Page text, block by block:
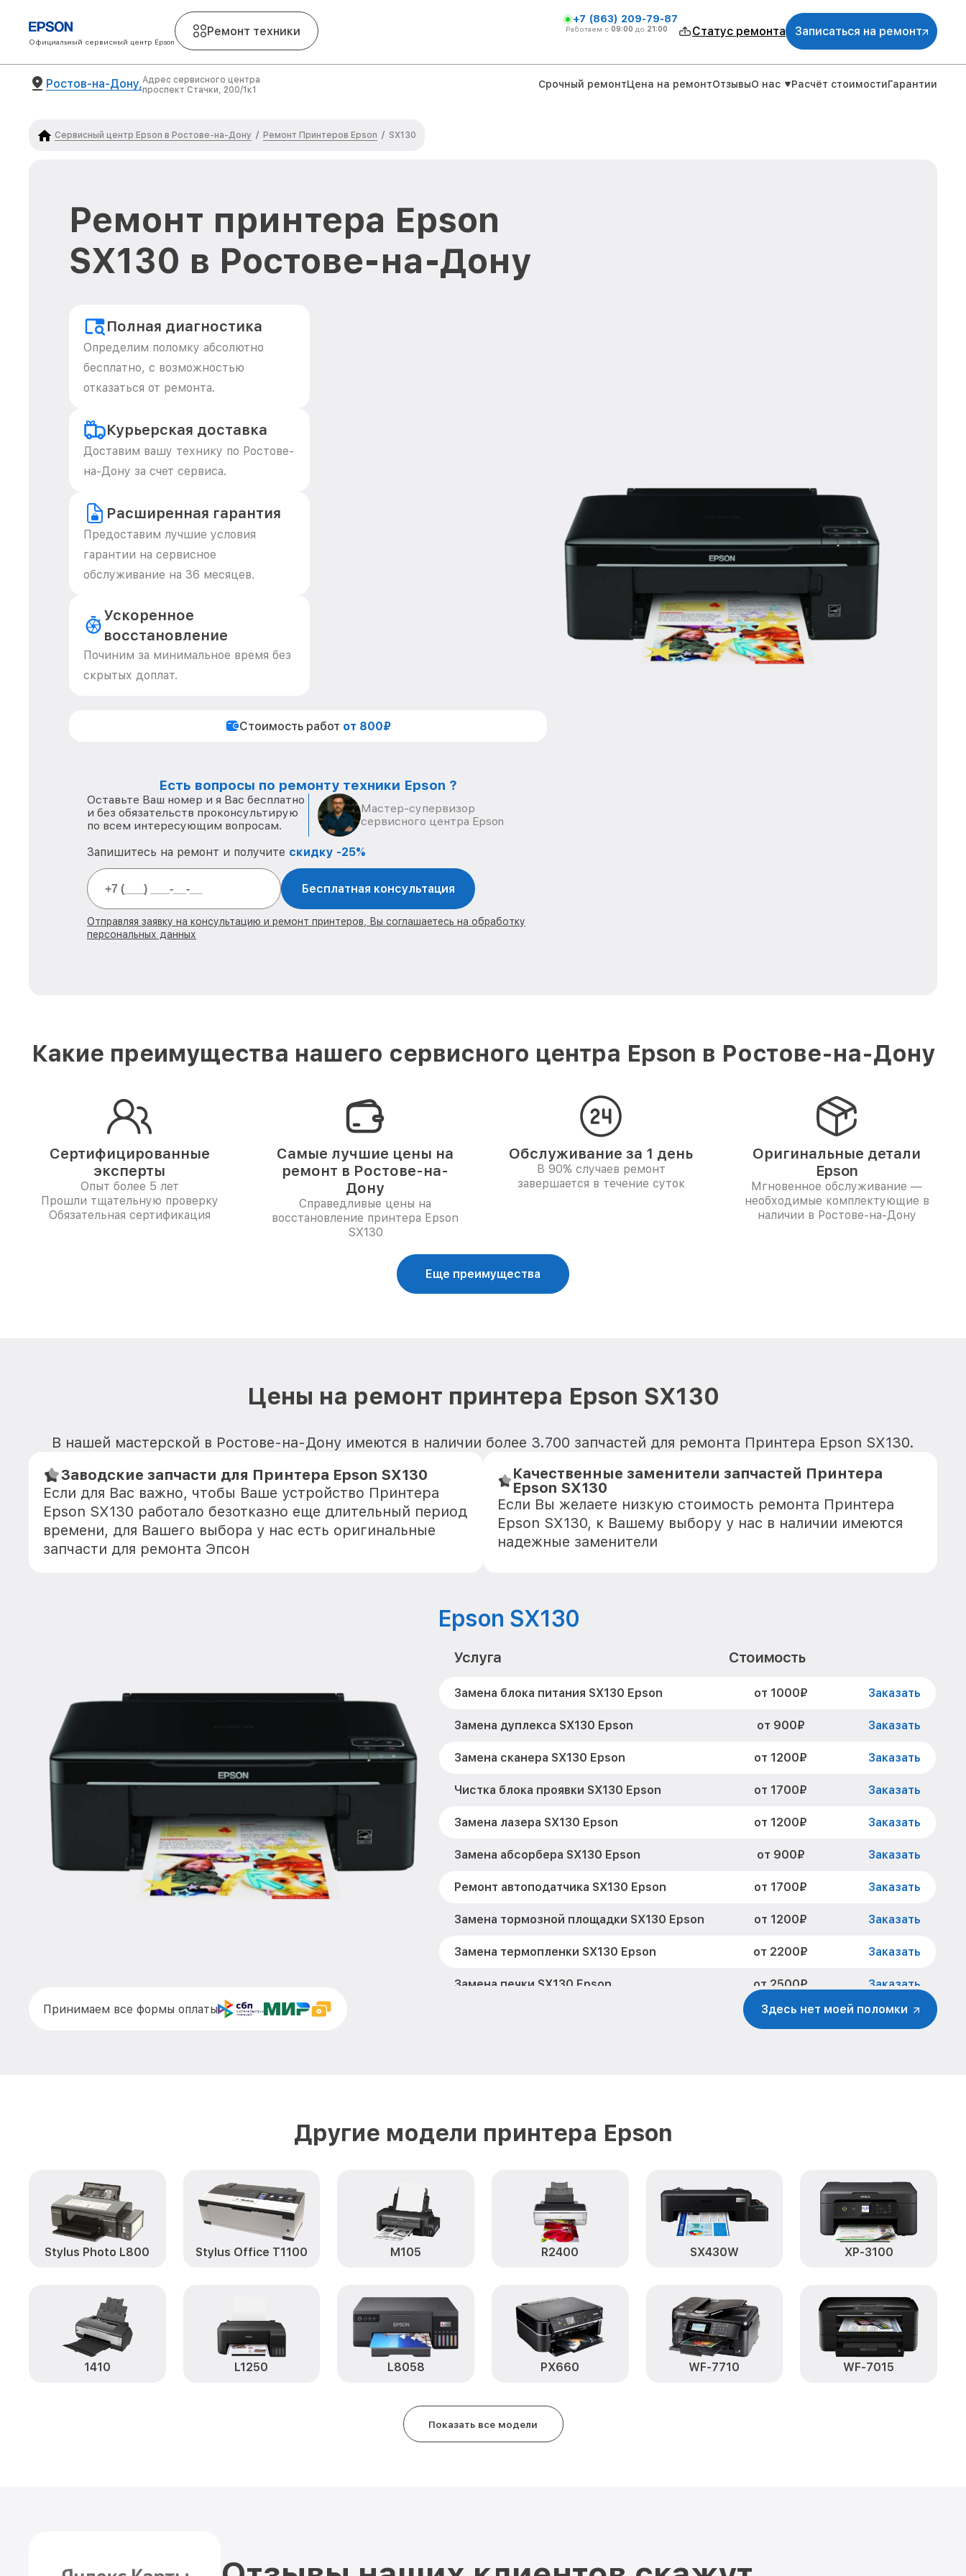
Официальный сервисный центр Epson
Ремонт техники
+7 (863) 209-79-87
Работаем с 09:00 до 21:00 Статус ремонта Записаться на ремонт
Ростов-на-Дону,Адрес сервисного центра
проспект Стачки, 200/1к1
Срочный ремонтЦена на ремонтОтзывыО нас Расчёт стоимостиГарантии
Сервисный центр Epson в Ростове-на-Дону / Ремонт Принтеров Epson / SX130
Ремонт принтера Epson
SX130 в Ростове-на-Дону
Полная диагностика
Определим поломку абсолютно
бесплатно, с возможностью
отказаться от ремонта.
Курьерская доставка
Доставим вашу технику по Ростове-
на-Дону за счет сервиса.
Расширенная гарантия
Предоставим лучшие условия
гарантии на сервисное
обслуживание на 36 месяцев.
Ускоренное
восстановление
Починим за минимальное время без
скрытых доплат.
Стоимость работ от 800₽
Есть вопросы по ремонту техники Epson ?
Оставьте Ваш номер и я Вас бесплатно
и без обязательств проконсультирую
по всем интересующим вопросам.
Мастер-супервизор
сервисного центра Epson
Запишитесь на ремонт и получите скидку -25%
Бесплатная консультация
Отправляя заявку на консультацию и ремонт принтеров, Вы соглашаетесь на обработку
персональных данных
Какие преимущества нашего сервисного центра Epson в Ростове-на-Дону
Сертифицированные
эксперты
Опыт более 5 лет
Прошли тщательную проверку
Обязательная сертификация
Самые лучшие цены на
ремонт в Ростове-на-
Дону
Справедливые цены на
восстановление принтера Epson
SX130
Обслуживание за 1 день
В 90% случаев ремонт
завершается в течение суток
Оригинальные детали
Epson
Мгновенное обслуживание —
необходимые комплектующие в
наличии в Ростове-на-Дону
Еще преимущества
Цены на ремонт принтера Epson SX130
В нашей мастерской в Ростове-на-Дону имеются в наличии более 3.700 запчастей для ремонта Принтера Epson SX130.
Заводские запчасти для Принтера Epson SX130
Если для Вас важно, чтобы Ваше устройство Принтера
Epson SX130 работало безотказно еще длительный период
времени, для Вашего выбора у нас есть оригинальные
запчасти для ремонта Эпсон
Качественные заменители запчастей Принтера
Epson SX130
Если Вы желаете низкую стоимость ремонта Принтера
Epson SX130, к Вашему выбору у нас в наличии имеются
надежные заменители
Epson SX130
Услуга Стоимость
Замена блока питания SX130 Epson от 1000₽ Заказать
Замена дуплекса SX130 Epson от 900₽ Заказать
Замена сканера SX130 Epson от 1200₽ Заказать
Чистка блока проявки SX130 Epson от 1700₽ Заказать
Замена лазера SX130 Epson от 1200₽ Заказать
Замена абсорбера SX130 Epson от 900₽ Заказать
Ремонт автоподатчика SX130 Epson от 1700₽ Заказать
Замена тормозной площадки SX130 Epson от 1200₽ Заказать
Замена термопленки SX130 Epson от 2200₽ Заказать
Замена печки SX130 Epson от 2500₽ Заказать
от 1500₽ Заказать
Принимаем все формы оплаты Здесь нет моей поломки
Другие модели принтера Epson
Stylus Photo L800 Stylus Office T1100 M105 R2400 SX430W XP-3100
1410 L1250 L8058 PX660 WF-7710 WF-7015
Показать все модели